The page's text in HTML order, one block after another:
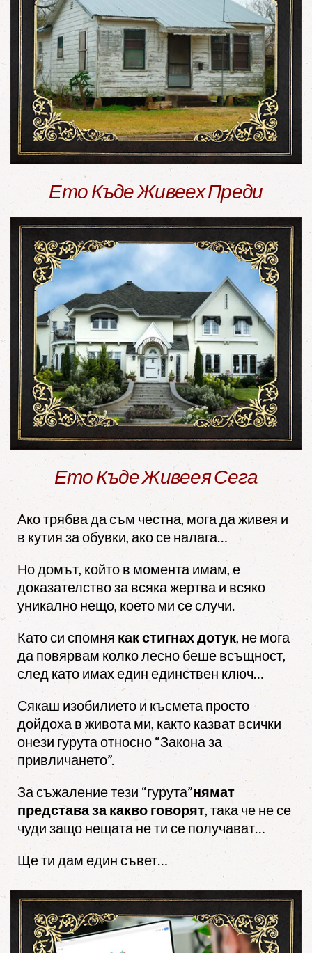
Ето Къде Живеех Преди
Ето Къде Живеея Сега
Ако трябва да съм честна, мога да живея и
в кутия за обувки, ако се налага…
Но домът, който в момента имам, е
доказателство за всяка жертва и всяко
уникално нещо, което ми се случи.
Като си спомнякак стигнах дотук, не мога
да повярвам колко лесно беше всъщност,
след като имах един единствен ключ…
Сякаш изобилието и късмета просто
дойдоха в живота ми, както казват всички
онези гурута относно “Закона за
привличането”.
За съжаление тези “гурута”нямат
представа за какво говорят, така че не се
чуди защо нещата не ти се получават…
Ще ти дам един съвет…